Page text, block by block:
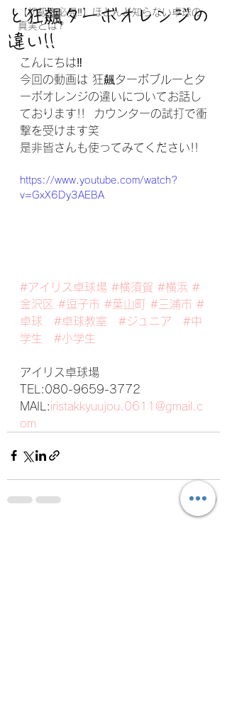
【初級者必見‼】ほとんど知らない卓球の
真実とは?
と狂飆ターボオレンジの
違い!!
こんにちは‼
今回の動画は 狂飆ターボブルーとタ
ーボオレンジの違いについてお話し
ております!!  カウンターの試打で衝
撃を受けます笑
是非皆さんも使ってみてください!!
https://www.youtube.com/watch?
v=GxX6Dy3AEBA
#アイリス卓球場 #横須賀 #横浜 #
金沢区 #逗子市 #葉山町 #三浦市 #
卓球
#卓球教室 #ジュニア
#中
学生
#小学生
アイリス卓球場
TEL:080-9659-3772
MAIL:iristakkyuujou.0611@gmail.c
om